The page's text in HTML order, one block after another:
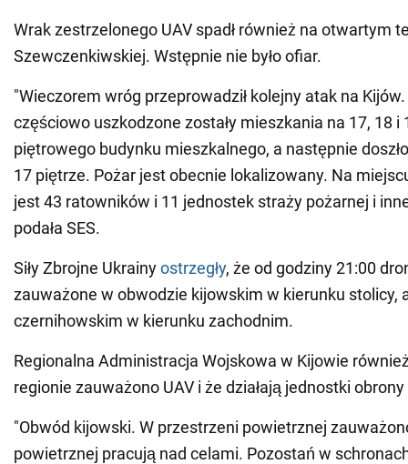
Wrak zestrzelonego UAV spadł również na otwartym
Szewczenkiwskiej. Wstępnie nie było ofiar.
"Wieczorem wróg przeprowadził kolejny atak na
częściowo uszkodzone zostały mieszkania na 17, 18 i
piętrowego budynku mieszkalnego, a następnie
17 piętrze. Pożar jest obecnie lokalizowany. Na
jest 43 ratowników i 11 jednostek straży pożarnej i
podała SES.
Siły Zbrojne Ukrainyostrzegły, że od godziny 21:00
zauważone w obwodzie kijowskim w kierunku stolicy,
czernihowskim w kierunku zachodnim.
Regionalna Administracja Wojskowa w Kijowie
regionie zauważono UAV i że działają jednostki
"Obwód kijowski. W przestrzeni powietrznej
powietrznej pracują nad celami. Pozostań w